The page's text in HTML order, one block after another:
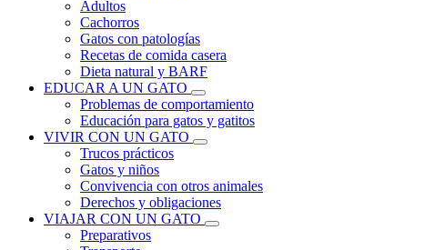
Adultos
Cachorros
Gatos con patologías
Recetas de comida casera
Dieta natural y BARF
EDUCAR A UN GATO
Problemas de comportamiento
Educación para gatos y gatitos
VIVIR CON UN GATO
Trucos prácticos
Gatos y niños
Convivencia con otros animales
Derechos y obligaciones
VIAJAR CON UN GATO
Preparativos